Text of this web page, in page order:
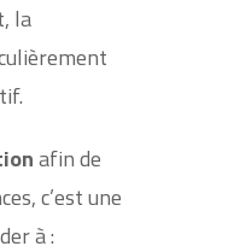
la
afin de
c’est une
à :